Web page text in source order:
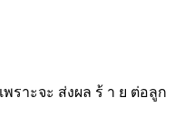
ราะจะ ส่งผล ร้ า ย ต่อลูก